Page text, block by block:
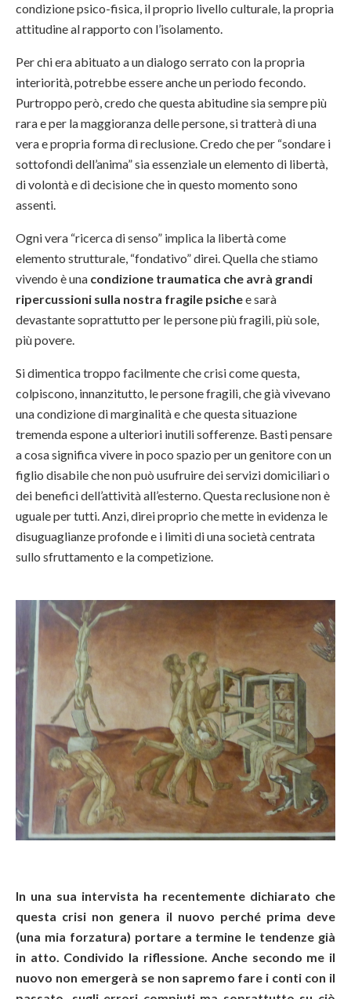
condizione psico-fisica, il proprio livello culturale, la propria
attitudine al rapporto con l’isolamento.
Per chi era abituato a un dialogo serrato con la propria
interiorità, potrebbe essere anche un periodo fecondo.
Purtroppo però, credo che questa abitudine sia sempre più
rara e per la maggioranza delle persone, si tratterà di una
vera e propria forma di reclusione. Credo che per “sondare i
sottofondi dell’anima” sia essenziale un elemento di libertà,
di volontà e di decisione che in questo momento sono
assenti.
Ogni vera “ricerca di senso” implica la libertà come
elemento strutturale, “fondativo” direi. Quella che stiamo
vivendo è una condizione traumatica che avrà grandi
ripercussioni sulla nostra fragile psichee sarà
devastante soprattutto per le persone più fragili, più sole,
più povere.
Si dimentica troppo facilmente che crisi come questa,
colpiscono, innanzitutto, le persone fragili, che già vivevano
una condizione di marginalità e che questa situazione
tremenda espone a ulteriori inutili sofferenze. Basti pensare
a cosa significa vivere in poco spazio per un genitore con un
figlio disabile che non può usufruire dei servizi domiciliari o
dei benefici dell’attività all’esterno. Questa reclusione non è
uguale per tutti. Anzi, direi proprio che mette in evidenza le
disuguaglianze profonde e i limiti di una società centrata
sullo sfruttamento e la competizione.
In una sua intervista ha recentemente dichiarato che
questa crisi non genera il nuovo perché prima deve
(una mia forzatura) portare a termine le tendenze già
in atto. Condivido la riflessione. Anche secondo me il
nuovo non emergerà se non sapremo fare i conti con il